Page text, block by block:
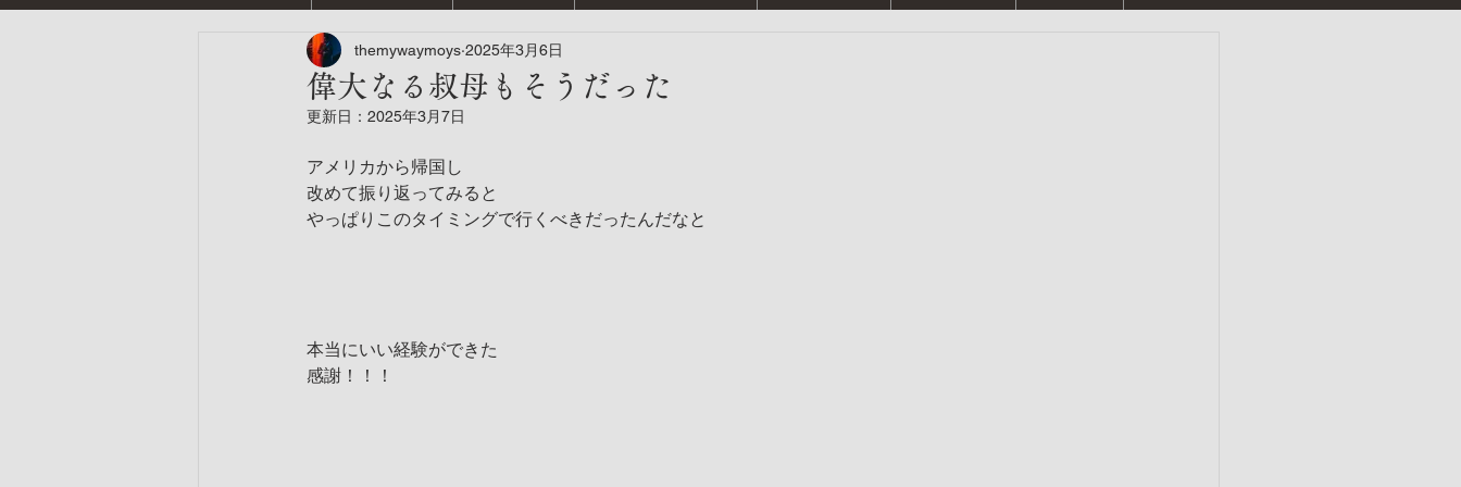
偉大なる叔母もそうだった
themywaymoys 2025年3月6日
更新日： 2025年3月7日
アメリカから帰国し
改めて振り返ってみると
やっぱりこのタイミングで行くべきだったんだなと
本当にいい経験ができた
感謝！！！